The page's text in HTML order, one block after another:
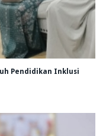
Pendidikan Inklusi